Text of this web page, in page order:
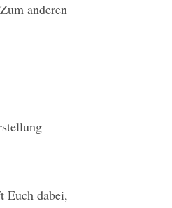
anderen
Euch dabei,